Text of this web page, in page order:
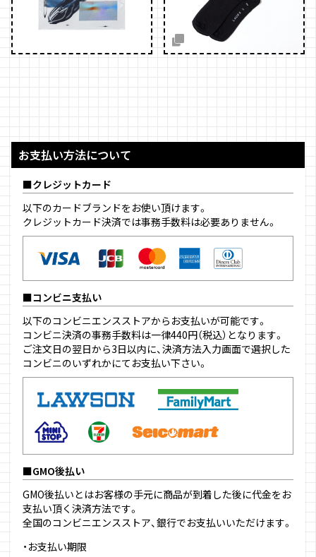
お支払い方法について
クレジットカード
以下のカードブランドをお使い頂けます。
クレジットカード決済では事務手数料は必要ありません。
コンビニ支払い
以下のコンビニエンスストアからお支払いが可能です。
コンビニ決済の事務手数料は一律440円（税込）となります。
ご注文日の翌日から3日以内に、決済方法入力画面で選択した
コンビニのいずれかにてお支払い下さい。
GMO後払い
GMO後払いとはお客様の手元に商品が到着した後に代金をお
支払い頂く決済方法です。
全国のコンビニエンスストア、銀行でお支払いいただけます。
お支払い期限